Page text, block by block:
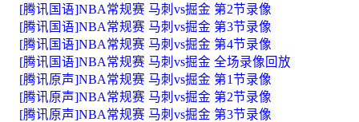
足球新闻
篮球新闻
[腾讯国语]NBA常规赛 马刺vs掘金 第2节录像
[腾讯国语]NBA常规赛 马刺vs掘金 第3节录像
[腾讯国语]NBA常规赛 马刺vs掘金 第4节录像
[腾讯国语]NBA常规赛 马刺vs掘金 全场录像回放
[腾讯原声]NBA常规赛 马刺vs掘金 第1节录像
[腾讯原声]NBA常规赛 马刺vs掘金 第2节录像
[腾讯原声]NBA常规赛 马刺vs掘金 第3节录像